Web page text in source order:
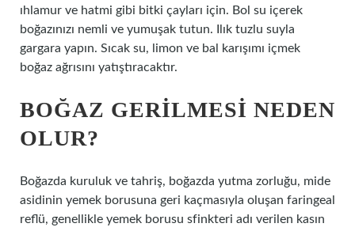
ıhlamur ve hatmi gibi bitki çayları için. Bol su içerek
boğazınızı nemli ve yumuşak tutun. Ilık tuzlu suyla
gargara yapın. Sıcak su, limon ve bal karışımı içmek
boğaz ağrısını yatıştıracaktır.
BOĞAZ GERILMESI NEDEN
OLUR?
Boğazda kuruluk ve tahriş, boğazda yutma zorluğu, mide
asidinin yemek borusuna geri kaçmasıyla oluşan faringeal
reflü, genellikle yemek borusu sfinkteri adı verilen kasın